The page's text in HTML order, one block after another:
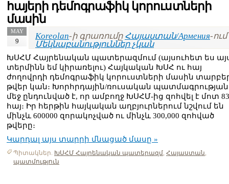
հայերի դեմոգրաֆիկ կորուստների
մասին
MAY
9
Koreolan-ի գրառումը Հայաստան/Армения-ում
Մեկնաբանություններ չկան
ԽՍՀՄ Հայրենական պատերազմում (այսուհետ ես
տերմինն եմ կիրառելու) Հայկական ԽՍՀ ու հայ
ժողովրդի դեմոգրաֆիկ կորուստների մասին
թվեր կան։ Խորհրդային/ռուսական պատմագրության
մեջ ընդունված է, որ ամբողջ ԽՍՀՄ-ից զոհվել է մոտ
հայ։ Իր հերթին հայկական աղբյուրներում նշվում են
մինչև 600000 զորակոչված ու մինչև 300,000 զոհված
թվերը։
Կարդալ այս տարրի մնացած մասը »
Պիտակներ. ԽՍՀՄ Հայրենական պատերազմ, Հայաստան,
պատմություն